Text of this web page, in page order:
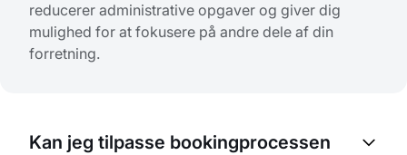
reducerer administrative opgaver og giver dig
mulighed for at fokusere på andre dele af din
forretning.
Kan jeg tilpasse bookingprocessen